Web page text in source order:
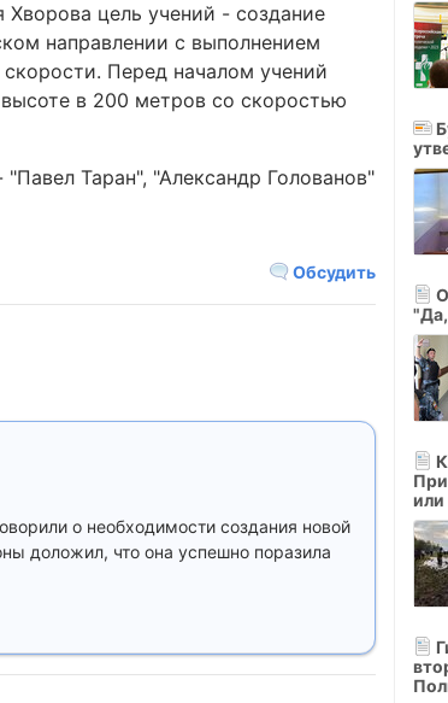
цель учений - создание
направлении с выполнением
Перед началом учений
в 200 метров со скоростью
Таран", "Александр Голованов"
Обсудить
о необходимости создания новой
доложил, что она успешно поразила
"Да,
или